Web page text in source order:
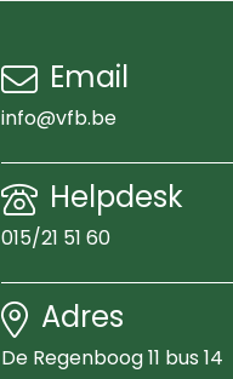
Email
info@vfb.be
Helpdesk
015/21 51 60
Adres
De Regenboog 11 bus 14